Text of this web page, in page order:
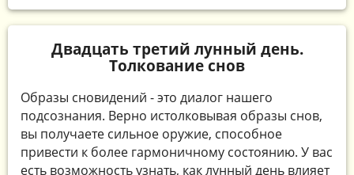
Двадцать третий лунный день.
Толкование снов
Образы сновидений - это диалог нашего
подсознания. Верно истолковывая образы снов,
вы получаете сильное оружие, способное
привести к более гармоничному состоянию. У вас
есть возможность узнать, как лунный день влияет